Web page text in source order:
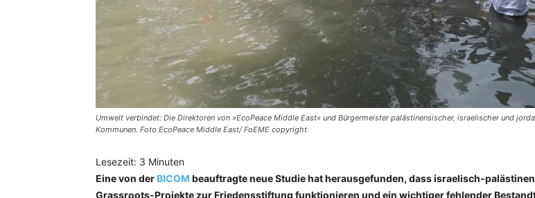
Umwelt verbindet: Die Direktoren von »EcoPeace Middle East« und Bürgermeister palästinensischer, israelischer und
Kommunen. Foto EcoPeace Middle East/ FoEME copyright
Lesezeit: 3 Minuten
Eine von der BICOM beauftragte neue Studie hat herausgefunden, dass israelisch-
Grassroots-Projekte zur Friedensstiftung funktionieren und ein wichtiger fehlender